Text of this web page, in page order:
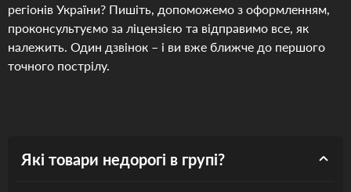
регіонів України? Пишіть, допоможемо з оформленням,
проконсультуємо за ліцензією та відправимо все, як
належить. Один дзвінок – і ви вже ближче до першого
точного пострілу.
Які товари недорогі в групі?